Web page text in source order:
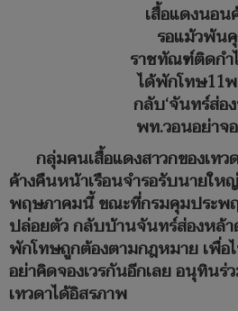
เสื้อแดงนอน
รอแม้วพ้น
ราชทัณฑ์ติดกำ
ได้พักโทษ11
กลับ‘จันทร์ส่อ
พท.วอนอย่าจอ
กลุ่มคนเสื้อแดงสาวกของเท
ค้างคืนหน้าเรือนจำรอรับนายให
พฤษภาคมนี้ ขณะที่กรมคุมประพ
ปล่อยตัว กลับบ้านจันทร์ส่องหล้
พักโทษถูกต้องตามกฎหมาย เพื่อ
อย่าคิดจองเวรกันอีกเลย อนุทิน
เทวดาได้อิสรภาพ